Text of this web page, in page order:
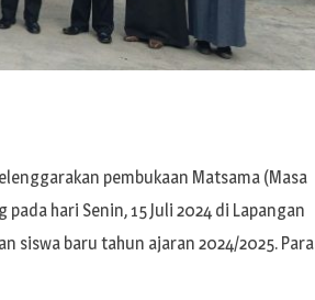
pembukaan Matsama (Masa
hari Senin, 15 Juli 2024 di Lapangan
siswa baru tahun ajaran 2024/2025. Para